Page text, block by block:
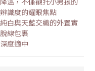
識度的耀眼焦點
白與天藍交織的外置實
線包裹
度適中